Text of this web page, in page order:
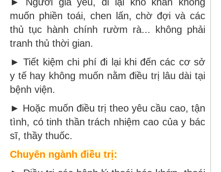
muốn phiền toái, chen lấn, chờ đợi và các
thủ tục hành chính rườm rà... không phải
tranh thủ thời gian.
► Tiết kiệm chi phí đi lại khi đến các cơ sở
y tế hay không muốn nằm điều trị lâu dài tại
bệnh viện.
► Hoặc muốn điều trị theo yêu cầu cao, tận
tình, có tinh thần trách nhiệm cao của y bác
sĩ, thầy thuốc.
Chuyên ngành điều trị: